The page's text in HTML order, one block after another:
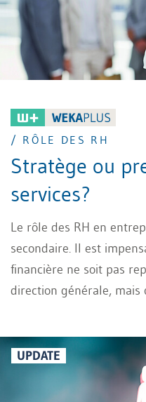
/ RÔLE DES RH
Stratège ou
services?
Le rôle des RH en
secondaire. Il est
financière ne soit pas
direction générale, mais
montre comment les
stratégiquement au
que les structures et les
soient en place ou
UPDATE